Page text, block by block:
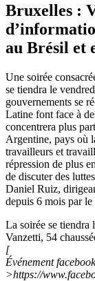
Bruxelles :
au Brésil et
Une soirée
se tiendra le
gouvernements se
Latine font face à
concentrera plus
Argentine, pays où
travailleurs et
répression de plus
de discuter des
Daniel Ruiz,
depuis 6 mois par
La soirée se tiendra
Vanzetti, 54
[
Événement
>https://